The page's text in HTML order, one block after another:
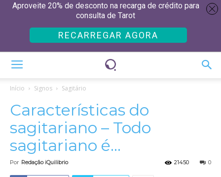
Início Signos Sagitário
Características do
sagitariano – Todo
sagitariano é…
Por Redação iQuilibrio 0
21450
Aproveite 20% de desconto na recarga de crédito para
consulta de Tarot
RECARREGAR AGORA